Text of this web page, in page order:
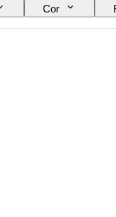
Cor
Castas de uva